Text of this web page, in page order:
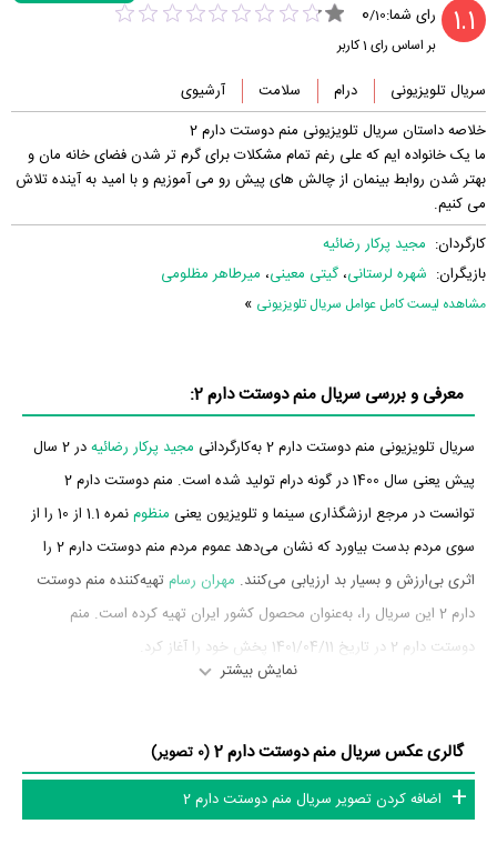
1.1 رای شما: 0/10
بر اساس رای 1کاربر
سریال تلویزیونی درام سلامت
آرشیوی
خلاصه داستان سریال تلویزیونی منم دوستت دارم 2
ما یک خانواده ایم که علی رغم تمام مشکلات برای گرم تر شدن فضای خانه مان و
بهتر شدن روابط بینمان از چالش های پیش رو می آموزیم و با امید به آینده تلاش
می کنیم.
کارگردان: مجید پرکار رضائیه
بازیگران: شهره لرستانی، گیتی معینی، میرطاهر مظلومی
مشاهده لیست کامل عوامل سریال تلویزیونی »
معرفی و بررسی سریال منم دوستت دارم 2:
سریال تلویزیونی منم دوستت دارم 2 به‌کارگردانی مجید پرکار رضائیه
در 2 سال
پیش یعنی سال 1400 در گونه درام تولید شده است. منم دوستت دارم 2
توانست در مرجع ارزشگذاری سینما و تلویزیون یعنی منظوم
نمره 1.1 از 10 را از
سوی مردم بدست بیاورد که نشان می‌دهد عموم مردم منم دوستت دارم 2 را
اثری بی‌ارزش و بسیار بد ارزیابی می‌کنند. مهران رسام تهیه‌کننده منم دوستت
دارم 2 این سریال را، به‌عنوان محصول کشور ایران تهیه کرده است. منم
دوستت دارم 2 در تاریخ 1401/04/11 پخش خود را آغاز کرد.
بازیگرانی چونشهره لرستانی،گیتی معینی،میرطاهر مظلومی،رابعه اسکویی،
مسعود فروتن،بهراد خرازیوعسل قراییبه ایفای نقش و بازیگری پرداخته‌اند.
نمایش بیشتر
گالری عکس سریال منم دوستت دارم 2
(0 تصویر)
اضافه کردن تصویر سریال منم دوستت دارم 2